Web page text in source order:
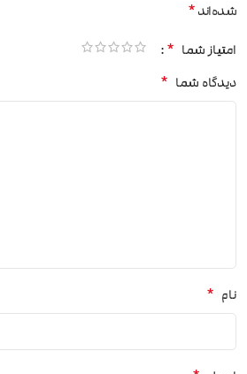
شده‌اند*
امتیاز شما *
دیدگاه شما *
نام *